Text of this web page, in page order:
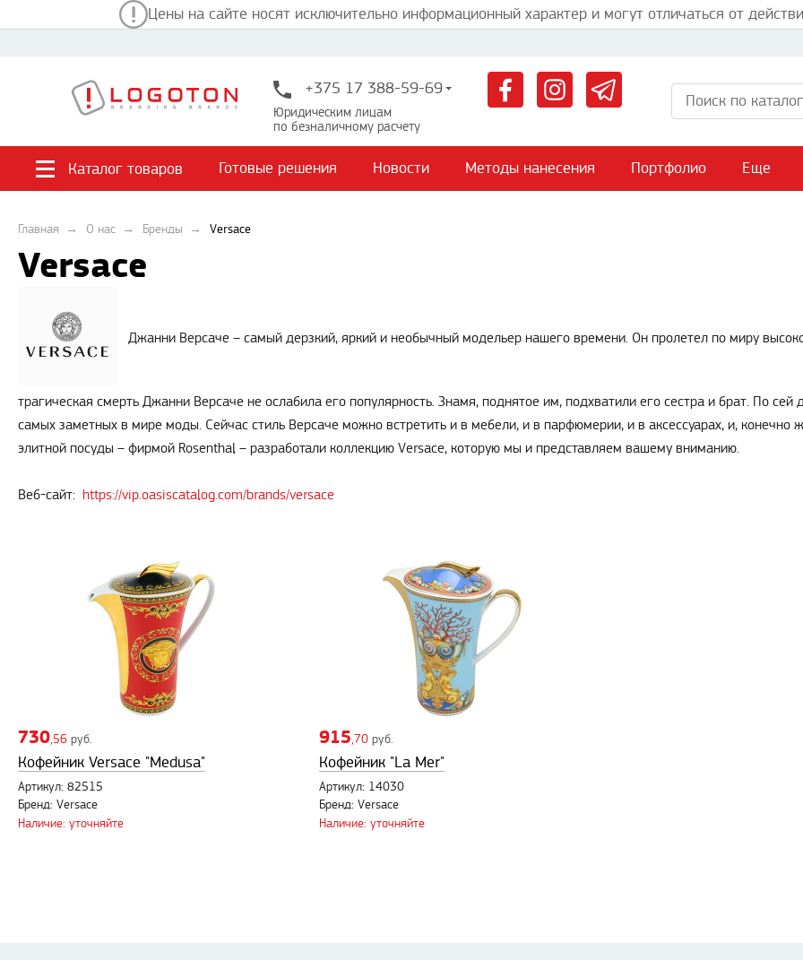
Цены на сайте носят исключительно информационный характер и могут отличаться от
+375 17 388-59-69
Юридическим лицам
по безналичному расчету
Каталог товаров Готовые решения Новости Методы нанесения Портфолио Еще
Главная О нас Бренды Versace
Versace
Джанни Версаче – самый дерзкий, яркий и необычный модельер нашего времени. Он пролетел по миру
трагическая смерть Джанни Версаче не ослабила его популярность. Знамя, поднятое им, подхватили его сестра и брат. По
самых заметных в мире моды. Сейчас стиль Версаче можно встретить и в мебели, и в парфюмерии, и в аксессуарах, и,
элитной посуды – фирмой Rosenthal – разработали коллекцию Versace, которую мы и представляем вашему вниманию.
Веб-сайт: https://vip.oasiscatalog.com/brands/versace
730,56 руб.
Кофейник Versace "Medusa"
Артикул: 82515
Бренд: Versace
Наличие: уточняйте
915,70 руб.
Кофейник "La Mer"
Артикул: 14030
Бренд: Versace
Наличие: уточняйте